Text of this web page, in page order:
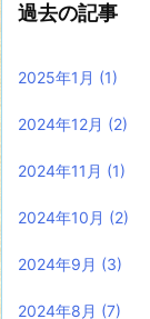
過去の記事
2025年1月 (1)
2024年12月 (2)
2024年11月 (1)
2024年10月 (2)
2024年9月 (3)
2024年8月 (7)